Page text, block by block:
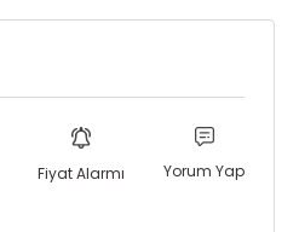
Fiyat Alarmı Yorum Yap